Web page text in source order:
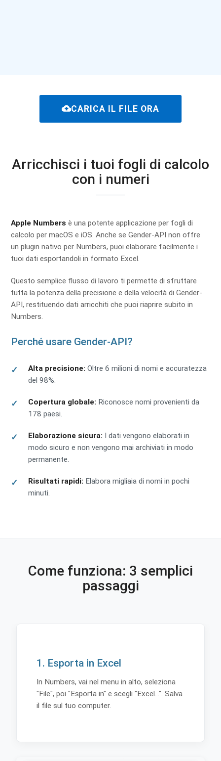
cloud_uploadCARICA IL FILE ORA
Arricchisci i tuoi fogli di calcolo
con i numeri
Apple Numbers è una potente applicazione per fogli di
calcolo per macOS e iOS. Anche se Gender-API non offre
un plugin nativo per Numbers, puoi elaborare facilmente i
tuoi dati esportandoli in formato Excel.
Questo semplice flusso di lavoro ti permette di sfruttare
tutta la potenza della precisione e della velocità di Gender-
API, restituendo dati arricchiti che puoi riaprire subito in
Numbers.
Perché usare Gender-API?
Alta precisione: Oltre 6 milioni di nomi e accuratezza
del 98%.
Copertura globale: Riconosce nomi provenienti da
178 paesi.
Elaborazione sicura: I dati vengono elaborati in
modo sicuro e non vengono mai archiviati in modo
permanente.
Risultati rapidi: Elabora migliaia di nomi in pochi
minuti.
Come funziona: 3 semplici
passaggi
1. Esporta in Excel
In Numbers, vai nel menu in alto, seleziona
"File", poi "Esporta in" e scegli "Excel...". Salva
il file sul tuo computer.